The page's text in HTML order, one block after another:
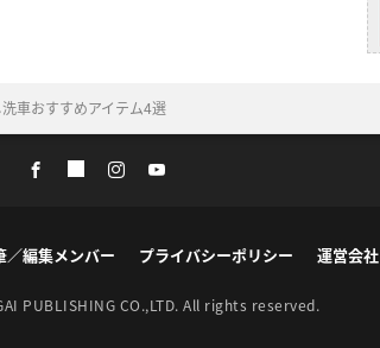
車おすすめアイテム4選
／編集メンバー プライバシーポリシー 運営会社
PUBLISHING CO.,LTD. All rights reserved.